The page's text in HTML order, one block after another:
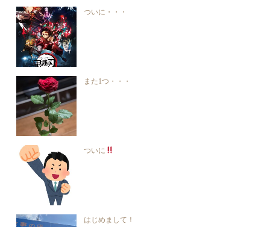
ついに・・・
また1つ・・・
ついに
はじめまして！